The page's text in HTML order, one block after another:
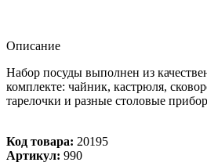
Описание
Набор посуды выполнен из
комплекте: чайник, кастрюля,
тарелочки и разные столовые
Код товара: 20195
Артикул: 990